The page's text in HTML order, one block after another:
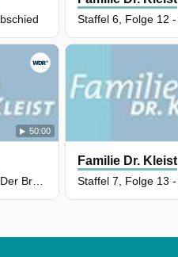
50:00
Familie Dr. Kleist